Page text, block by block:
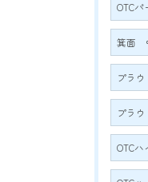
OTCパ
箕面
プラ
プラ
OTC